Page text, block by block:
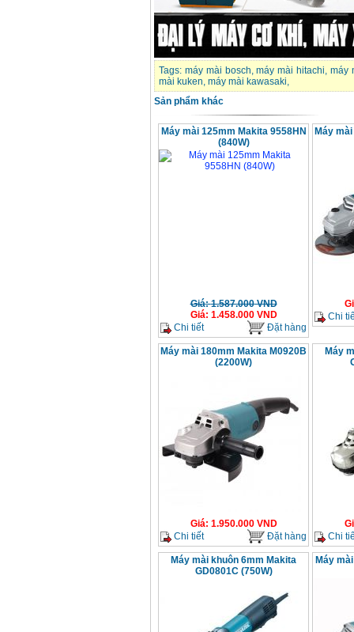
Tags: máy mài bosch,máy mài hitachi, máy
mài kuken, máy mài kawasaki,
Sản phẩm khác
Máy mài 125mm Makita 9558HN
(840W)
Giá:1.587.000VND
Giá: 1.458.000VND
Chi tiết
Đặt hàng
Máy
Chi
Máy mài 180mm Makita M0920B
(2200W)
Giá: 1.950.000VND
Chi tiết
Đặt hàng
Máy
Chi
Máy mài khuôn 6mm Makita
GD0801C (750W)
Máy